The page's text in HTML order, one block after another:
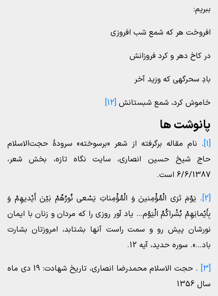
ببریم:
افروخت هر که شمع شب افروزی
در کاخ دهر و کرد فروزانش
بادِ سحرگهی که وزید آخر
خاموش کرد، شمع شبستانش [12]
پانوشت ها
[1] . نام مقاله برگرفته از شعر «برسوخته» سرودۀ حجت‌الاسلام
حاج شیخ حسین انصاری، سایت نگاه تازه، بخش شعر،
6/6/1387 است.
[2]
. یَوْمَ تَرَى الْمُؤْمِنینَ وَ الْمُؤْمِناتِ یَسْعى‏ نُورُهُمْ بَیْنَ أَیْدیهِمْ وَ
بِأَیْمانِهِمْ بُشْراکُمُ الْیَوْم‏… یاد آور روزى را که مردان و زنان با ایمان
نورشان پیش رو و سمت راست آنها بشتابد، امروزتان بشارت
باد…». سوره حدید، آیه 12.
[3]
. حجت الاسلام محمدرضا انصاری، تاریخ شهادت: 19 دی ماه
سال 1356